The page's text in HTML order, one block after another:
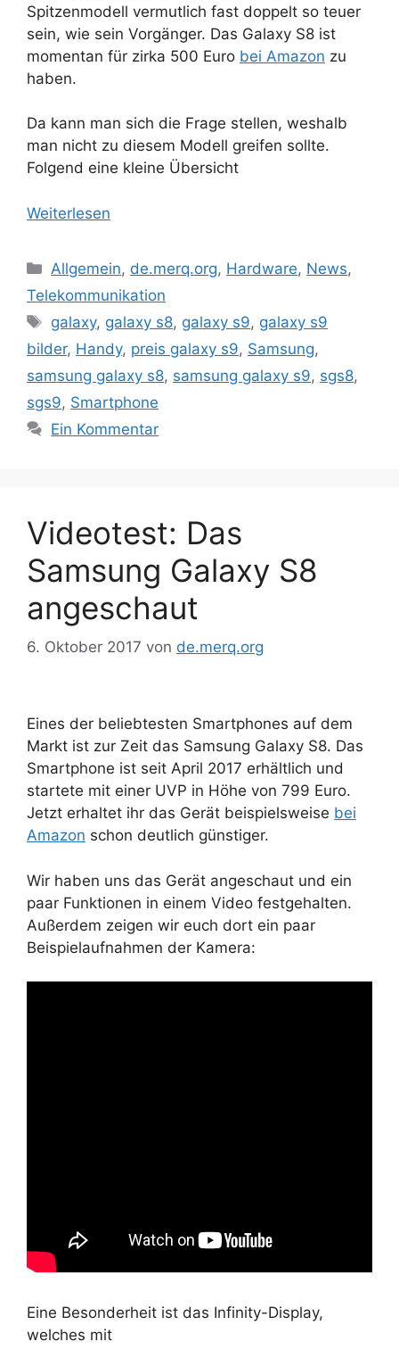
Spitzenmodell vermutlich fast doppelt so teuer
sein, wie sein Vorgänger. Das Galaxy S8 ist
momentan für zirka 500 Euro bei Amazon zu
haben.
Da kann man sich die Frage stellen, weshalb
man nicht zu diesem Modell greifen sollte.
Folgend eine kleine Übersicht
Weiterlesen
Kategorien
Allgemein, de.merq.org, Hardware, News,
Telekommunikation
Schlagwörter
galaxy, galaxy s8, galaxy s9, galaxy s9
bilder, Handy, preis galaxy s9, Samsung,
samsung galaxy s8, samsung galaxy s9, sgs8,
sgs9, Smartphone
Ein Kommentar
Videotest: Das
Samsung Galaxy S8
angeschaut
6. Oktober 2017 von de.merq.org
Eines der beliebtesten Smartphones auf dem
Markt ist zur Zeit das Samsung Galaxy S8. Das
Smartphone ist seit April 2017 erhältlich und
startete mit einer UVP in Höhe von 799 Euro.
Jetzt erhaltet ihr das Gerät beispielsweise bei
Amazon schon deutlich günstiger.
Wir haben uns das Gerät angeschaut und ein
paar Funktionen in einem Video festgehalten.
Außerdem zeigen wir euch dort ein paar
Beispielaufnahmen der Kamera:
Eine Besonderheit ist das Infinity-Display,
welches mit